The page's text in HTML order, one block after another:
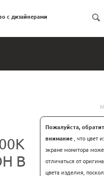
с дизайнерами
Пожалуйста,
внимание , что цвет
экране монитора
отличаться от
цвета изделия,
В